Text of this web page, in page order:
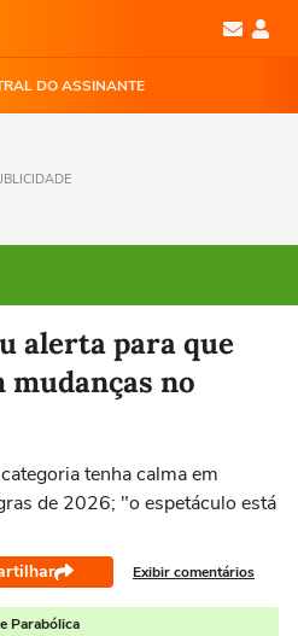
DO ASSINANTE
alerta para que
mudanças no
tenha calma em
de 2026; "o espetáculo está
Exibir comentários
Parabólica